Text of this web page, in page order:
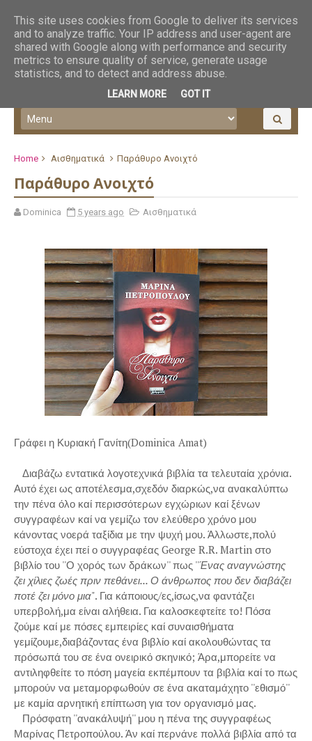
Home Αισθηματικά Παράθυρο Ανοιχτό
Παράθυρο Ανοιχτό
Dominica 5 years ago Αισθηματικά
Γράφει η Κυριακή Γανίτη(Dominica Amat)
Διαβάζω εντατικά λογοτεχνικά βιβλία τα τελευταία χρόνια.
Αυτό έχει ως αποτέλεσμα,σχεδόν διαρκώς,να ανακαλύπτω
την πένα όλο καί περισσότερων εγχώριων καί ξένων
συγγραφέων καί να γεμίζω τον ελεύθερο χρόνο μου
κάνοντας νοερά ταξίδια με την ψυχή μου. Άλλωστε,πολύ
εύστοχα έχει πεί ο συγγραφέας George R.R. Martin στο
βιβλίο του ''Ο χορός των δράκων'' πως ''Ένας αναγνώστης
ζει χίλιες ζωές πριν πεθάνει... Ο άνθρωπος που δεν διαβάζει
ποτέ ζει μόνο μια". Για κάποιους/ες,ίσως,να φαντάζει
υπερβολή,μα είναι αλήθεια. Για καλοσκεφτείτε το! Πόσα
ζούμε καί με πόσες εμπειρίες καί συναισθήματα
γεμίζουμε,διαβάζοντας ένα βιβλίο καί ακολουθώντας τα
πρόσωπά του σε ένα ονειρικό σκηνικό; Άρα,μπορείτε να
αντιληφθείτε το πόση μαγεία εκπέμπουν τα βιβλία καί το πως
μπορούν να μεταμορφωθούν σε ένα ακαταμάχητο ''εθισμό''
με καμία αρνητική επίπτωση για τον οργανισμό μας.
Πρόσφατη ''ανακάλυψή'' μου η πένα της συγγραφέως
Μαρίνας Πετροπούλου. Άν καί περνάνε πολλά βιβλία από τα
This site uses cookies from Google to deliver its services
and to analyze traffic. Your IP address and user-agent are
shared with Google along with performance and security
metrics to ensure quality of service, generate usage
statistics, and to detect and address abuse.
LEARN MORE GOT IT